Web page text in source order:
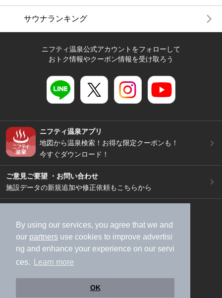
By using our services, you agree that we and
our partners use cookies to improve advertisi
ng and enhance your experience on our servi
ces.
Learn more
OK
サウナランキング
ニフティ温泉公式アカウントをフォローして
おトク情報やクーポン情報を受け取ろう
ニフティ温泉アプリ
地図から温泉検索！お得な限定クーポンも！
今すぐダウンロード！
ご意見ご要望 ・お問い合わせ
施設データの新規追加や修正依頼もこちらから
加盟店募集（資料請求）
広告出稿のご案内
利用規約
ライフスタイルMEMBERS+規約
特定商取引法に基づく表記
ヘルプ
採用情報
運営会社